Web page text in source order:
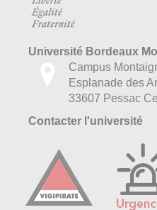
Université Bordeaux
Campus
Esplanade des
33607 Pessac
Contacter l'université